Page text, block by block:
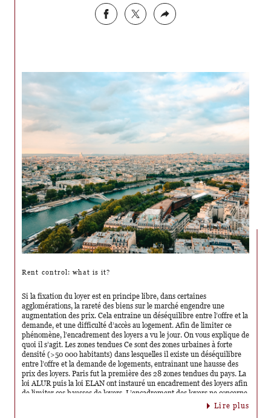
Rent control: what is it?
Si la fixation du loyer est en principe libre, dans certaines
agglomérations, la rareté des biens sur le marché engendre une
augmentation des prix. Cela entraîne un déséquilibre entre l’offre et la
demande, et une difficulté d’accès au logement. Afin de limiter ce
phénomène, l’encadrement des loyers a vu le jour. On vous explique de
quoi il s’agit. Les zones tendues Ce sont des zones urbaines à forte
densité (>50 000 habitants) dans lesquelles il existe un déséquilibre
entre l’offre et la demande de logements, entraînant une hausse des
prix des loyers. Paris fut la première des 28 zones tendues du pays. La
loi ALUR puis la loi ELAN ont instauré un encadrement des loyers afin
de limiter ces hausses de loyers. L’encadrement des loyers ne concerne
que les biens qui constituent la résidence principale du locataire (bail
d'habitation principale ou bail mixte). Les règles à respecter Depuis le
lire plus